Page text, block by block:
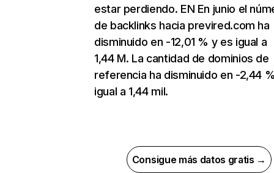
estar perdiendo. EN En junio el
de backlinks hacia previred.com ha
disminuido en -12,01 % y es igual a
1,44 M. La cantidad de dominios de
referencia ha disminuido en -2,44
igual a 1,44 mil.
Consigue más datos gratis →